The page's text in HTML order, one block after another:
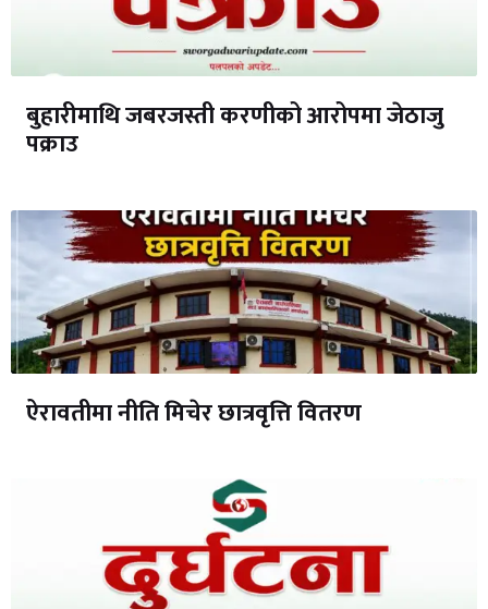
बुहारीमाथि जबरजस्ती करणीको आरोपमा जेठाजु
पक्राउ
ऐरावतीमा नीति मिचेर छात्रवृत्ति वितरण